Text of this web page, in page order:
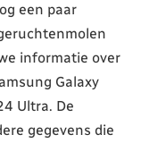
een paar
informatie over
Galaxy
Ultra. De
gegevens die